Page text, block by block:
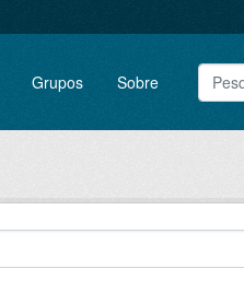
Grupos Sobre